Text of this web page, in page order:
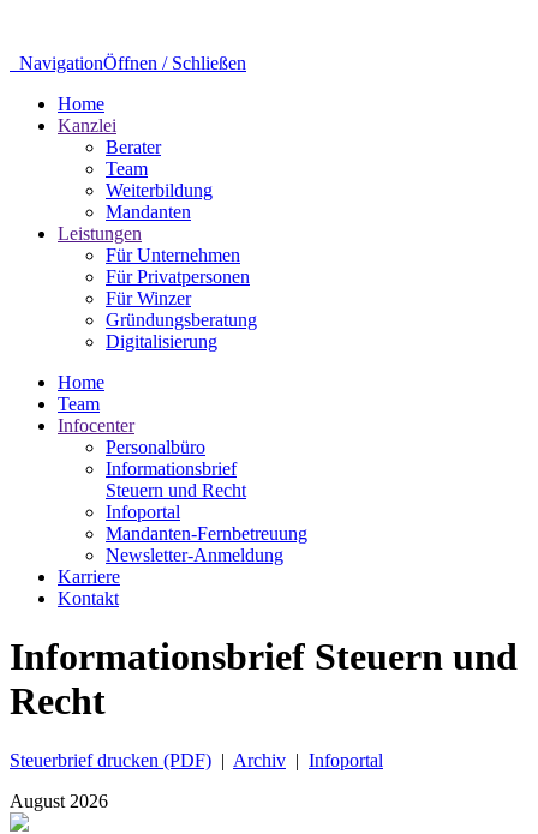
NavigationÖffnen / Schließen
Home
Kanzlei
Berater
Team
Weiterbildung
Mandanten
Leistungen
Für Unternehmen
Für Privatpersonen
Für Winzer
Gründungsberatung
Digitalisierung
Home
Team
Infocenter
Personalbüro
Informationsbrief
Steuern und Recht
Infoportal
Mandanten-Fernbetreuung
Newsletter-Anmeldung
Karriere
Kontakt
Informationsbrief Steuern und
Recht
Steuerbrief drucken (PDF) | Archiv | Infoportal
August 2026